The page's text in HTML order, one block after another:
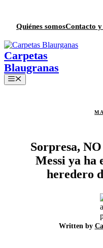
contenido
Quiénes somosContacto
Menú
Sorpresa,
Messi ya ha
heredero
Written by